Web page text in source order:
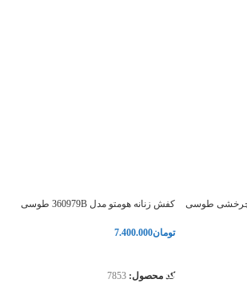
کفش زنانه هومتو مدل 360979B طوسی
تومان7.400.000
کد محصول: 7853